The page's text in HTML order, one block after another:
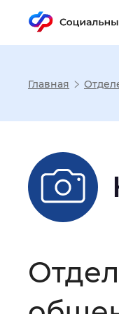
Шрифт
Главная